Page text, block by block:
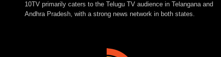
10TV primarily caters to the Telugu TV audience in Telangana and
Andhra Pradesh, with a strong news network in both states.